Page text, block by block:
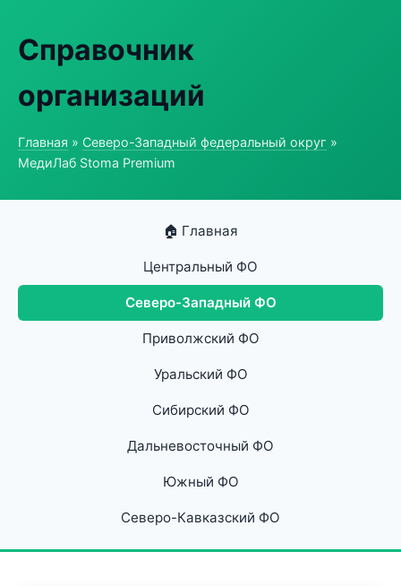
Справочник
организаций
Главная » Северо-Западный федеральный округ »
МедиЛаб Stoma Premium
🏠 Главная
Центральный ФО
Северо-Западный ФО
Приволжский ФО
Уральский ФО
Сибирский ФО
Дальневосточный ФО
Южный ФО
Северо-Кавказский ФО